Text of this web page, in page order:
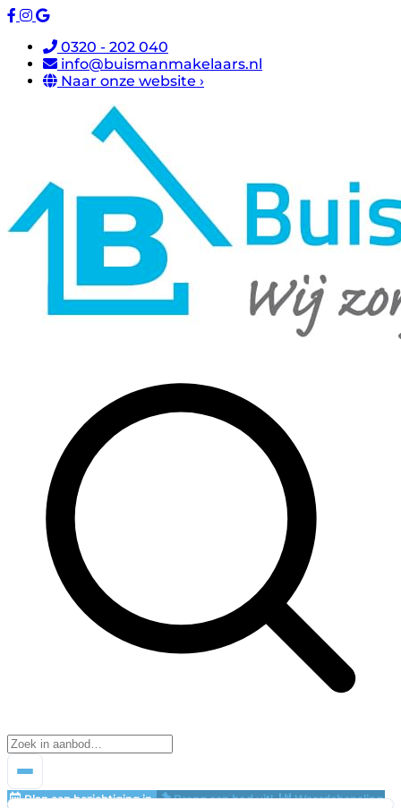
0320 - 202 040
info@buismanmakelaars.nl
Naar onze website ›
Plan een bezichtiging in Breng een bod uit!
Waardebepaling